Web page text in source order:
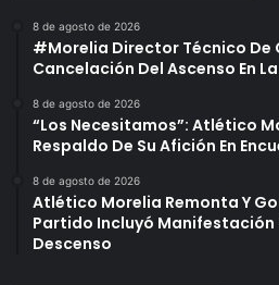
8 de agosto de 2026
#Morelia Director Técnico De
Cancelación Del Ascenso En
8 de agosto de 2026
“Los Necesitamos”: Atlético
Respaldo De Su Afición En
8 de agosto de 2026
Atlético Morelia Remonta Y
Partido Incluyó Manifestación
Descenso